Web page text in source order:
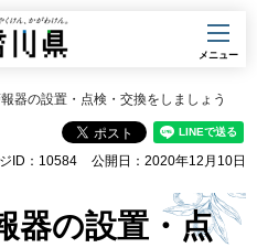
県
メニュー
器の設置・点検・交換をしましょう
ID：10584 公開日：2020年12月10日
器の設置・点